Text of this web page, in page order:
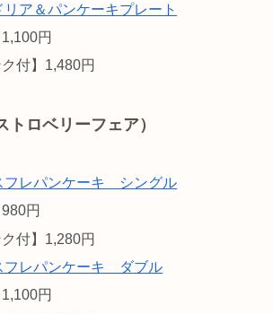
リア＆パンケーキプレート
1,100円
ク付】1,480円
トロベリーフェア）
フレパンケーキ シングル
980円
ク付】1,280円
フレパンケーキ ダブル
1,100円